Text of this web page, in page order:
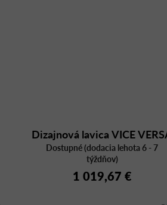
Dizajnová lavica VICE
big bench
Dostupné (dodacia lehota 6 - 7
týždňov)
1 019,67 €